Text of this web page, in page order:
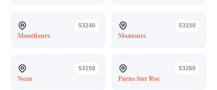
53240
Montflours
53150
Montsurs
53150
Neau
53260
Parne Sur Roc